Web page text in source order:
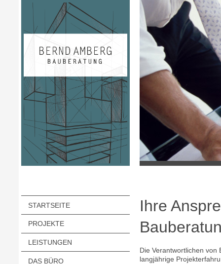
STARTSEITE
PROJEKTE
LEISTUNGEN
DAS BÜRO
Ihre
Die Verantwortlichen
langjährige